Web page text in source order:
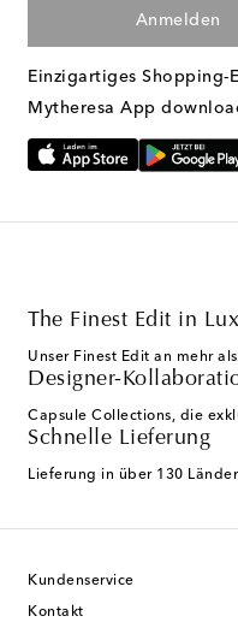
Anmelden
Einzigartiges Shopping-
Mytheresa App
The Finest Edit in
Unser Finest Edit an mehr
Designer-
Capsule Collections, die
Schnelle Lieferung
Lieferung in über 130 Länder
Kundenservice
Kontakt